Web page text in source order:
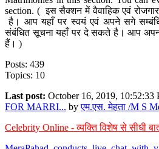
section. ( इस सैक्शन में वैवाहिक एवं
है। आप यहाँ पर स्वयं एवं अपने सगे
संबंधित सूचना यहाँ पर दे सकते है। आप
हैं। )
Posts: 439
Topics: 10
Last post: October 16, 2019, 10:52:33
FOR MARRI... byएम.एस. मेहता /M S
Celebrity Online - व्यक्ति विशेष से सीधी